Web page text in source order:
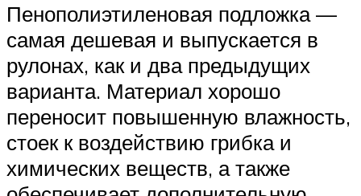
Пенополиэтиленовая подложка —
самая дешевая и выпускается в
рулонах, как и два предыдущих
варианта. Материал хорошо
переносит повышенную влажность,
стоек к воздействию грибка и
химических веществ, а также